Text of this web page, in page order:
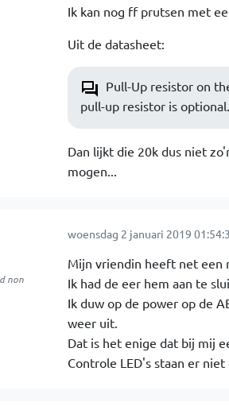
Ik kan nog ff prutsen met
Uit de datasheet:
Pull-Up resistor on
pull-up resistor is optional.
Dan lijkt die 20k dus niet
mogen...
non
woensdag 2 januari 2019
Mijn vriendin heeft net een
Ik had de eer hem aan te
Ik duw op de power op de
weer uit.
Dat is het enige dat bij mij
Controle LED's staan er niet